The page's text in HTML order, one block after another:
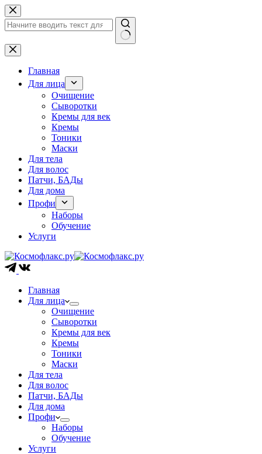
Перейти
к
сути
Ничего
не
найденоГлавная
Для лица
Очищение
Сыворотки
Кремы для век
Кремы
Тоники
Маски
Для тела
Для волос
Патчи, БАДы
Для дома
Профи
Наборы
Обучение
Услуги
Главная
Для лица
Очищение
Сыворотки
Кремы для век
Кремы
Тоники
Маски
Для тела
Для волос
Патчи, БАДы
Для дома
Профи
Наборы
Обучение
Услуги